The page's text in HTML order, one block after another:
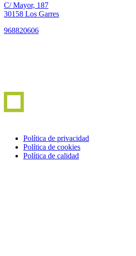
C/ Mayor, 187
30158 Los Garres
968820606
Política de privacidad
Política de cookies
Política de calidad